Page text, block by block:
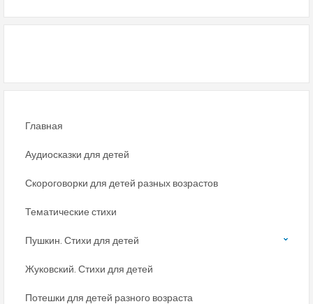
Главная
Аудиосказки для детей
Скороговорки для детей разных возрастов
Тематические стихи
Пушкин. Стихи для детей
Жуковский. Стихи для детей
Потешки для детей разного возраста